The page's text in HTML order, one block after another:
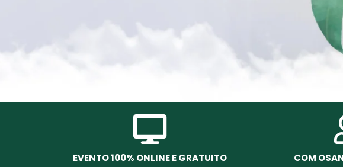
EVENTO 100% ONLINE E GRATUITO COM